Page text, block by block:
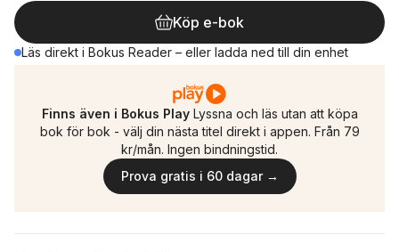
Köp e-bok
Läs direkt i Bokus Reader – eller ladda ned till din enhet
Finns även i Bokus Play Lyssna och läs utan att köpa
bok för bok - välj din nästa titel direkt i appen. Från 79
kr/mån. Ingen bindningstid.
Prova gratis i 60 dagar →